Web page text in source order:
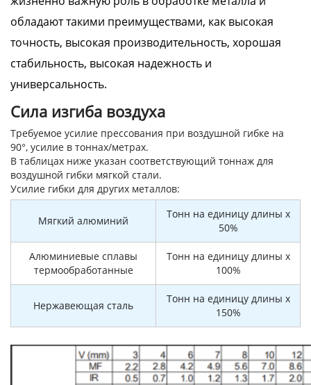
обладают такими преимуществами, как высокая
точность, высокая производительность, хорошая
стабильность, высокая надежность и
универсальность.
Сила изгиба воздуха
Требуемое усилие прессования при воздушной гибке на
90°, усилие в тоннах/метрах.
В таблицах ниже указан соответствующий тоннаж для
воздушной гибки мягкой стали.
Усилие гибки для других металлов:
Мягкий алюминий
Тонн на единицу длины x
50%
Алюминиевые сплавы
термообработанные
Тонн на единицу длины x
100%
Нержавеющая сталь
Тонн на единицу длины x
150%